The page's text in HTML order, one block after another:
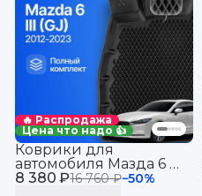
🔥 Распродажа
Цена что надо 👍
8 380 ₽16 760 ₽−50%
Коврики для
автомобиля Мазда 6 3
(GJ) (2012-23) в салон с